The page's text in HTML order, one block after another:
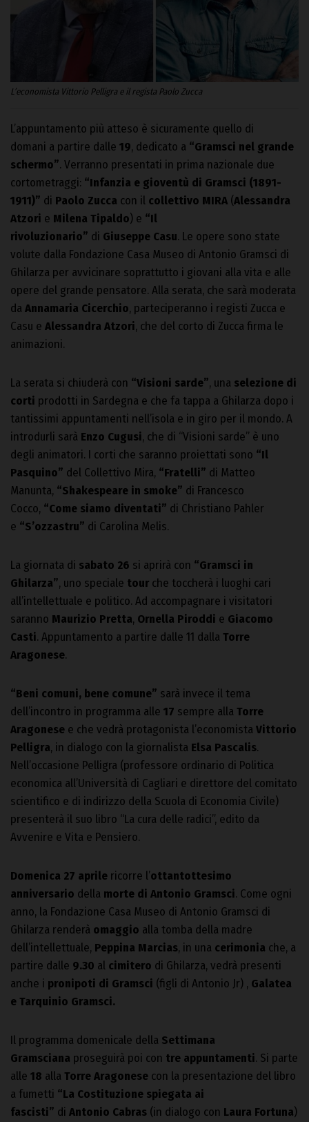
L’economista Vittorio Pelligra e il regista Paolo Zucca
L’appuntamento più atteso è sicuramente quello di
domani a partire dalle 19, dedicato a “Gramsci nel grande
schermo”. Verranno presentati in prima nazionale due
cortometraggi: “Infanzia e gioventù di Gramsci (1891-
1911)” di Paolo Zucca con il collettivo MIRA (Alessandra
Atzori e Milena Tipaldo) e “Il
rivoluzionario” di Giuseppe Casu. Le opere sono state
volute dalla Fondazione Casa Museo di Antonio Gramsci di
Ghilarza per avvicinare soprattutto i giovani alla vita e alle
opere del grande pensatore. Alla serata, che sarà moderata
da Annamaria Cicerchio, parteciperanno i registi Zucca e
Casu e Alessandra Atzori, che del corto di Zucca firma le
animazioni.
La serata si chiuderà con “Visioni sarde”, una selezione di
corti prodotti in Sardegna e che fa tappa a Ghilarza dopo i
tantissimi appuntamenti nell’isola e in giro per il mondo. A
introdurli sarà Enzo Cugusi, che di “Visioni sarde” è uno
degli animatori. I corti che saranno proiettati sono “Il
Pasquino” del Collettivo Mira, “Fratelli” di Matteo
Manunta, “Shakespeare in smoke” di Francesco
Cocco, “Come siamo diventati” di Christiano Pahler
e “S’ozzastru” di Carolina Melis.
La giornata di sabato 26 si aprirà con “Gramsci in
Ghilarza”, uno speciale tour che toccherà i luoghi cari
all’intellettuale e politico. Ad accompagnare i visitatori
saranno Maurizio Pretta, Ornella Piroddi e Giacomo
Casti. Appuntamento a partire dalle 11 dalla Torre
Aragonese.
“Beni comuni, bene comune” sarà invece il tema
dell’incontro in programma alle 17 sempre alla Torre
Aragonese e che vedrà protagonista l’economista Vittorio
Pelligra, in dialogo con la giornalista Elsa Pascalis.
Nell’occasione Pelligra (professore ordinario di Politica
economica all’Università di Cagliari e direttore del comitato
scientifico e di indirizzo della Scuola di Economia Civile)
presenterà il suo libro “La cura delle radici”, edito da
Avvenire e Vita e Pensiero.
Domenica 27 aprile ricorre l’ottantottesimo
anniversario della morte di Antonio Gramsci. Come ogni
anno, la Fondazione Casa Museo di Antonio Gramsci di
Ghilarza renderà omaggio alla tomba della madre
dell’intellettuale, Peppina Marcias, in una cerimonia che, a
partire dalle 9.30 al cimitero di Ghilarza, vedrà presenti
anche i pronipoti di Gramsci (figli di Antonio Jr) , Galatea
e Tarquinio Gramsci.
Il programma domenicale della Settimana
Gramsciana proseguirà poi con tre appuntamenti. Si parte
alle 18 alla Torre Aragonese con la presentazione del libro
a fumetti “La Costituzione spiegata ai
fascisti” di Antonio Cabras (in dialogo con Laura Fortuna)